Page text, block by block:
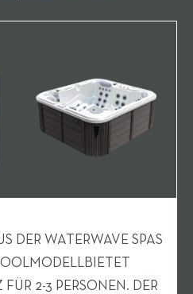
DER WATERWAVE SPAS
2-3 PERSONEN. DER